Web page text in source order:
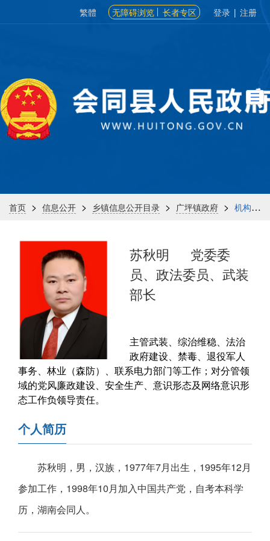
繁體 无障碍浏览 长者专区 登录 | 注册
首页 > 信息公开 > 乡镇信息公开目录 > 广坪镇政府 > 机构信息
苏秋明
党委委
员、政法委员、武装
部长
主管武装、综治维稳、法治
政府建设、禁毒、退役军人
事务、林业（森防）、联系电力部门等工作；对分管领
域的党风廉政建设、安全生产、意识形态及网络意识形
态工作负领导责任。
个人简历
苏秋明，男，汉族，1977年7月出生，1995年12月
参加工作，1998年10月加入中国共产党，自考本科学
历，湖南会同人。